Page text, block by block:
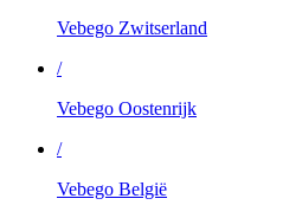
Vebego Zwitserland
/
Vebego Oostenrijk
/
Vebego België